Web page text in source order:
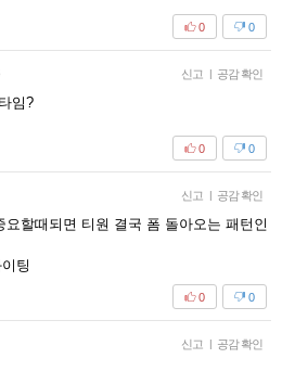
0
0
신고 공감 확인
임?
0
0
신고 공감 확인
할때되면 티원 결국 폼 돌아오는 패턴인
팅
0
0
신고 공감 확인